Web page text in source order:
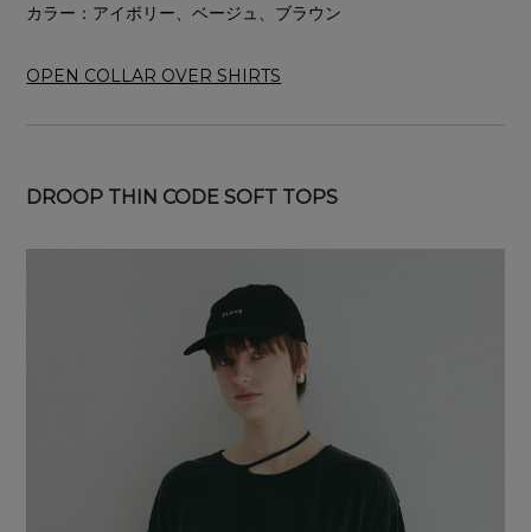
カラー：アイボリー、ベージュ、ブラウン
OPEN COLLAR OVER SHIRTS
DROOP THIN CODE SOFT TOPS